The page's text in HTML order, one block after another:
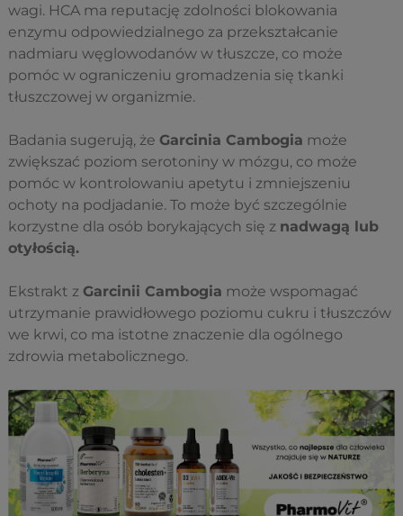
wagi. HCA ma reputację zdolności blokowania
enzymu odpowiedzialnego za przekształcanie
nadmiaru węglowodanów w tłuszcze, co może
pomóc w ograniczeniu gromadzenia się tkanki
tłuszczowej w organizmie.
Badania sugerują, że Garcinia Cambogia może
zwiększać poziom serotoniny w mózgu, co może
pomóc w kontrolowaniu apetytu i zmniejszeniu
ochoty na podjadanie. To może być szczególnie
korzystne dla osób borykających się z nadwagą lub
otyłością.
Ekstrakt z Garcinii Cambogia może wspomagać
utrzymanie prawidłowego poziomu cukru i tłuszczów
we krwi, co ma istotne znaczenie dla ogólnego
zdrowia metabolicznego.